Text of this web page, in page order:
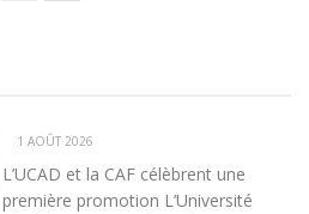
1 AOÛT 2026
L’UCAD et la CAF célèbrent une
première promotion L’Université